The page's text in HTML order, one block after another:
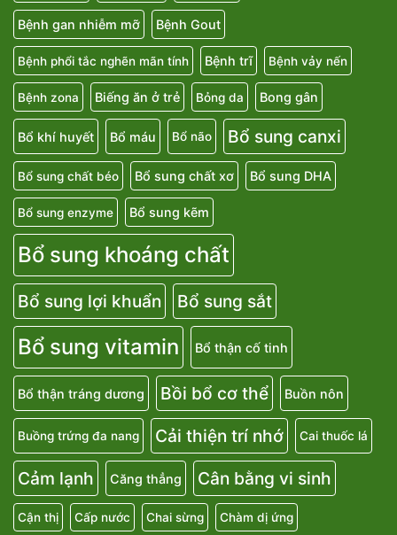
Bệnh gan nhiễm mỡ Bệnh Gout
Bệnh phổi tắc nghẽn mãn tính Bệnh trĩ Bệnh vảy nến
Bệnh zona Biếng ăn ở trẻ Bỏng da Bong gân
Bổ khí huyết Bổ máu Bổ não Bổ sung canxi
Bổ sung chất béo Bổ sung chất xơ Bổ sung DHA
Bổ sung enzyme Bổ sung kẽm
Bổ sung khoáng chất
Bổ sung lợi khuẩn Bổ sung sắt
Bổ sung vitamin Bổ thận cố tinh
Bổ thận tráng dương Bồi bổ cơ thể Buồn nôn
Buồng trứng đa nang Cải thiện trí nhớ Cai thuốc lá
Cảm lạnh Căng thẳng Cân bằng vi sinh
Cận thị Cấp nước Chai sừng Chàm dị ứng